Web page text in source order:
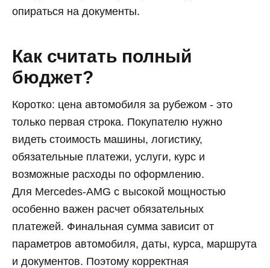
опираться на документы.
Как считать полный
бюджет?
Коротко: цена автомобиля за рубежом - это
только первая строка. Покупателю нужно
видеть стоимость машины, логистику,
обязательные платежи, услуги, курс и
возможные расходы по оформлению.
Для Mercedes-AMG с высокой мощностью
особенно важен расчет обязательных
платежей. Финальная сумма зависит от
параметров автомобиля, даты, курса, маршрута
и документов. Поэтому корректная